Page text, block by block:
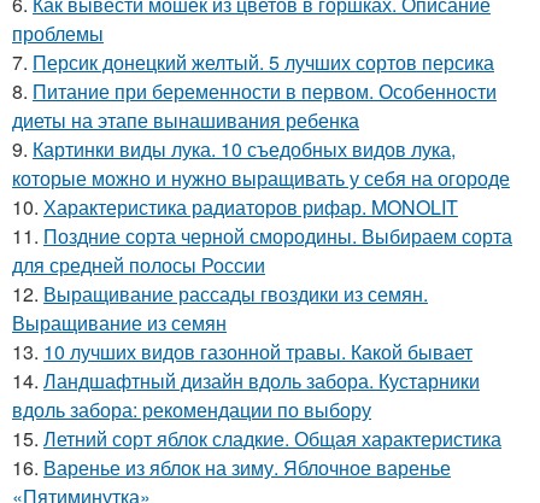
проблемы
7. Персик донецкий желтый. 5 лучших сортов персика
8. Питание при беременности в первом. Особенности
диеты на этапе вынашивания ребенка
9. Картинки виды лука. 10 съедобных видов лука,
которые можно и нужно выращивать у себя на огороде
10. Характеристика радиаторов рифар. MONOLIT
11. Поздние сорта черной смородины. Выбираем сорта
для средней полосы России
12. Выращивание рассады гвоздики из семян.
Выращивание из семян
13. 10 лучших видов газонной травы. Какой бывает
14. Ландшафтный дизайн вдоль забора. Кустарники
вдоль забора: рекомендации по выбору
15. Летний сорт яблок сладкие. Общая характеристика
16. Варенье из яблок на зиму. Яблочное варенье
«Пятиминутка»